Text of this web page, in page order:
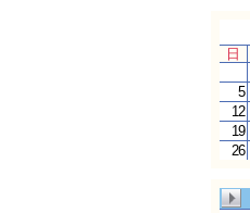
日
5
12
19
26